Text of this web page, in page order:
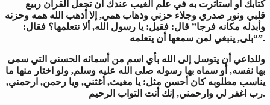
كتابك أو استأثرت به في علم الغيب عندك أن تجعل القرآن ربيع
قلبي ونور صدري وجلاء حزني وذهاب همي, إلا أذهب الله همه وحزنه
وأبدله مكانه فرجا” قال: فقيل: يا رسول الله, ألا نتعلمها؟ فقال:
“بلى, ينبغي لمن سمعها أن يتعلمه”.
وللداعي أن يتوسل إلى الله بأي اسم من أسمائه الحسنى التي سمى
بها نفسه, أو سماه بها رسوله صلى الله عليه وسلم, ولو اختار منها ما
يناسب مطلوبه كان أحسن مثل: يا مغيث, أغثني, ويا رحمن, ارحمني,
رب اغفر لي وارحمني, إنك أنت التواب الرحيم.